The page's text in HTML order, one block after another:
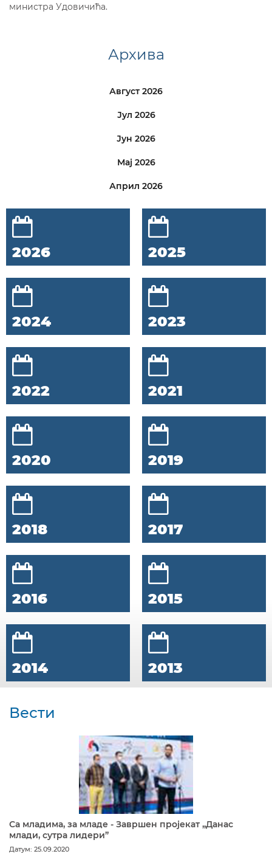
министра Удовичића.
Архива
Август 2026
Јул 2026
Јун 2026
Мај 2026
Април 2026
2026 2025
2024 2023
2022 2021
2020 2019
2018 2017
2016 2015
2014 2013
Вести
Са младима, за младе - Завршен пројекат „Данас
млади, сутра лидери”
Датум: 25.09.2020